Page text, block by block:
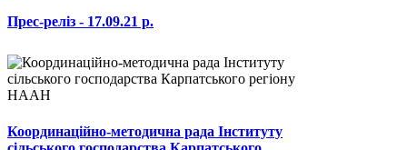
Прес-реліз - 17.09.21 р.
Координаційно-методична рада Інституту